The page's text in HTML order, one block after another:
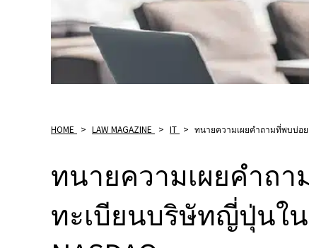
การตรวจสอบโฆษณา
อาชญากร
HOME > LAW MAGAZINE > IT > ทนายความเผยคําถามที่พบบ่อ
ทนายความเผยคําถ
ทะเบียนบริษัทญี่ปุ่นใ